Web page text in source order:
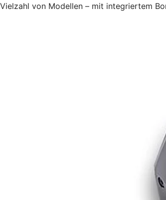
Vielzahl von Modellen – mit integriertem